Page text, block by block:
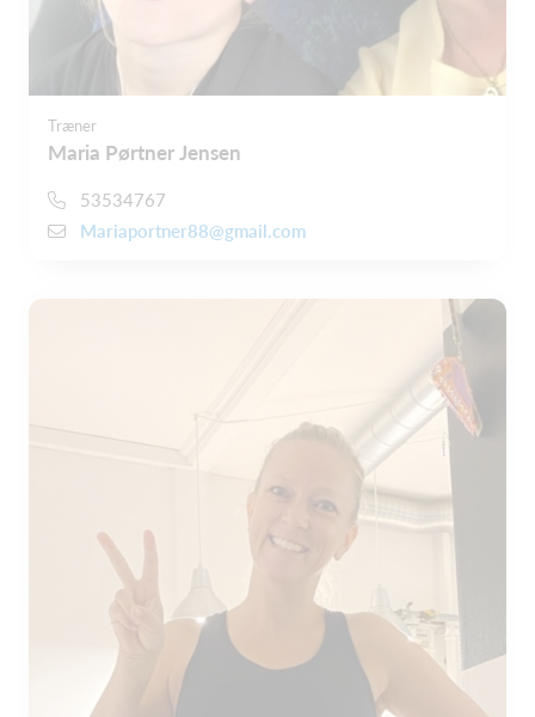
Træner
Maria Pørtner Jensen
53534767
Mariaportner88@gmail.com